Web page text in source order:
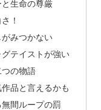
生命の尊厳
！
みつかない
テイストが強い
の物語
品と言えるかも
間ループの罰